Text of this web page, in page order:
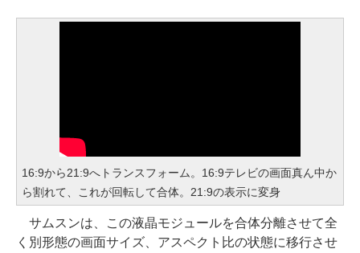
16:9から21:9へトランスフォーム。16:9テレビの画面真ん中か
ら割れて、これが回転して合体。21:9の表示に変身
サムスンは、この液晶モジュールを合体分離させて全
く別形態の画面サイズ、アスペクト比の状態に移行させ